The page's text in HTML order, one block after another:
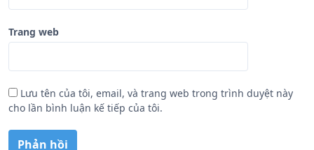
Trang web
Lưu tên của tôi, email, và trang web trong trình duyệt này
cho lần bình luận kế tiếp của tôi.